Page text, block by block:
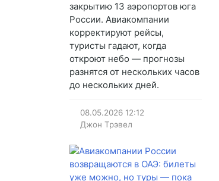
закрытию 13 аэропортов юга
России. Авиакомпании
корректируют рейсы,
туристы гадают, когда
откроют небо — прогнозы
разнятся от нескольких часов
до нескольких дней.
08.05.2026 12:12
Джон Трэвел